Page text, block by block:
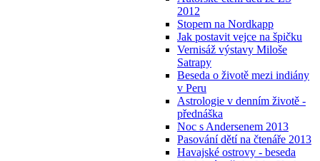
2012
Stopem na Nordkapp
Jak postavit vejce na špičku
Vernisáž výstavy Miloše
Satrapy
Beseda o životě mezi indiány
v Peru
Astrologie v denním životě -
přednáška
Noc s Andersenem 2013
Pasování dětí na čtenáře 2013
Havajské ostrovy - beseda